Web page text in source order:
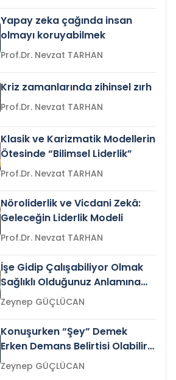
Yapay zeka çağında insan
olmayı koruyabilmek
Prof.Dr. Nevzat TARHAN
Kriz zamanlarında zihinsel zırh
Prof.Dr. Nevzat TARHAN
Klasik ve Karizmatik Modellerin
Ötesinde “Bilimsel Liderlik”
Prof.Dr. Nevzat TARHAN
Nöroliderlik ve Vicdani Zekâ:
Geleceğin Liderlik Modeli
Prof.Dr. Nevzat TARHAN
İşe Gidip Çalışabiliyor Olmak
Sağlıklı Olduğunuz Anlamına
Gelir mi?Zeynep GÜÇLÜCAN
Konuşurken “Şey” Demek
Erken Demans Belirtisi Olabilir
mi?
Zeynep GÜÇLÜCAN